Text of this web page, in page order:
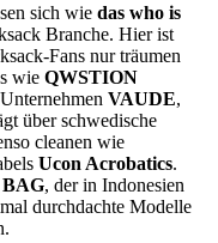
sich wie das who is
Branche. Hier ist
Fans nur träumen
wie QWSTION
VAUDE,
über schwedische
cleanen wie
Ucon Acrobatics.
, der in Indonesien
durchdachte Modelle